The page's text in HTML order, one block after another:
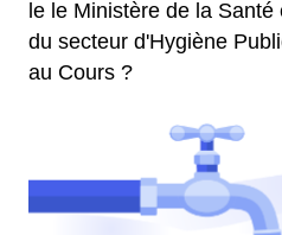
le le Ministère de la
du secteur d'Hygiène
au Cours ?